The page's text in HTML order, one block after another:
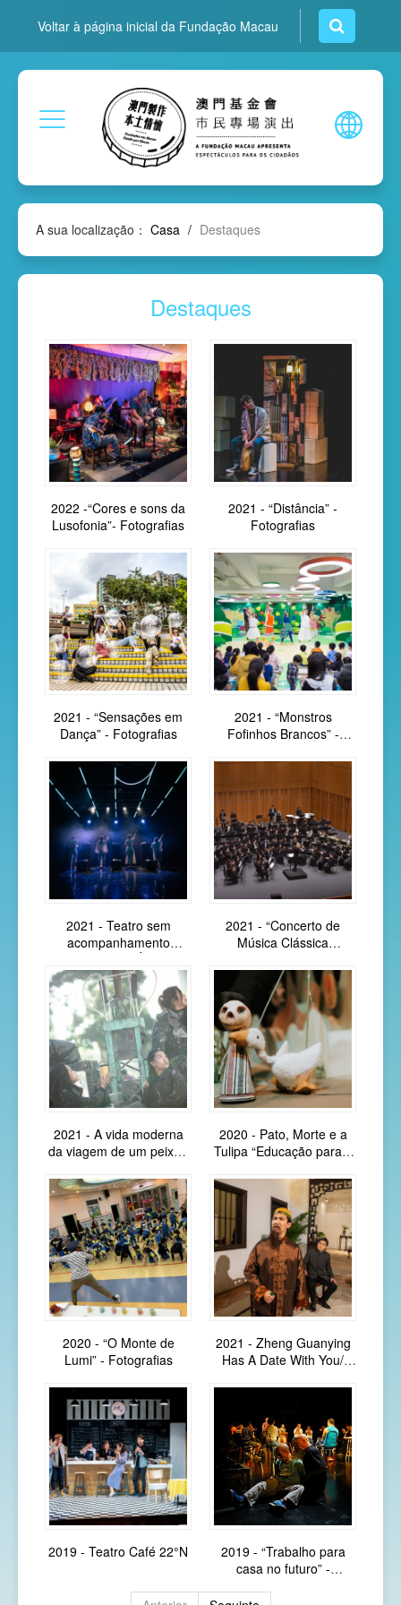
Voltar à página inicial da Fundação Macau
A sua localização： Casa / Destaques
Destaques
2022 -“Cores e sons da
Lusofonia”- Fotografias
2021 - “Distância” -
Fotografias
2021 - “Sensações em
Dança” - Fotografias
2021 - “Monstros
Fofinhos Brancos” -
2021 - Teatro sem
acompanhamento
- Fotografias
2021 - “Concerto de
Música Clássica
Comemoração do 25.º
Aniversário do
Falecimento de T...
2021 - A vida moderna
da viagem de um peixe -
Fotografias
2020 - Pato, Morte e a
Tulipa “Educação para a
(Espectáculo gravado em
vídeo) - Fotog...
2020 - “O Monte de
Lumi” - Fotografias
2021 - Zheng Guanying
Has A Date With You/
2019 - Teatro Café 22°N
2019 - “Trabalho para
casa no futuro” -